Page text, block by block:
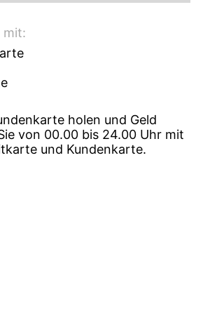
mit:
holen und Geld
von 00.00 bis 24.00 Uhr mit
und Kundenkarte.